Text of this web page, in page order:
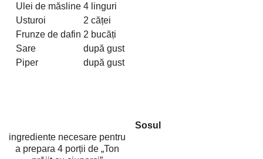
Ulei de măsline 4 linguri
Usturoi
2 căței
Frunze de dafin 2 bucăți
Sare
după gust
Piper
după gust
Sosul
ingrediente necesare pentru
a prepara 4 porții de Ton